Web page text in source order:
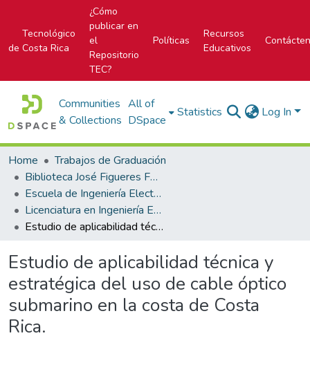
Tecnológico
de Costa Rica
¿Cómo
publicar en
el
Repositorio
TEC?
Políticas
Recursos
Educativos
Communities
& Collections
All of
DSpace
Statistics Log In
Home
Trabajos de Graduación
Biblioteca José Figueres Ferrer
Escuela de Ingeniería Electrónica
Licenciatura en Ingeniería Electrónica
Estudio de aplicabilidad técnica y estratégica del uso de cable óptico submarino en la costa de Costa Rica.
Estudio de aplicabilidad técnica y
estratégica del uso de cable óptico
submarino en la costa de Costa
Rica.